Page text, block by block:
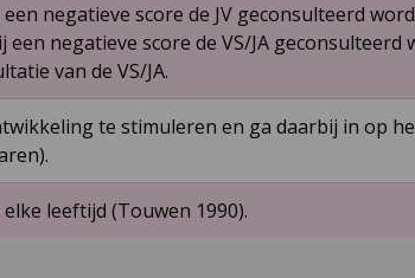
negatieve score de JV geconsulteerd
negatieve score de VS/JA geconsulteerd
van de VS/JA.
te stimuleren en ga daarbij in op
leeftijd (Touwen 1990).